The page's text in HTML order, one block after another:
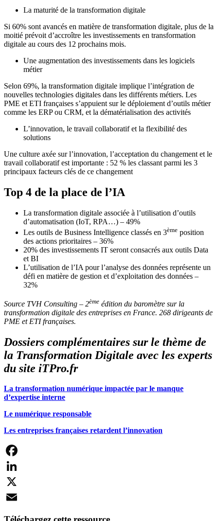
La maturité de la transformation digitale
Si 60% sont avancés en matière de transformation digitale, plus de la
moitié prévoit d’accroître les investissements en transformation
digitale au cours des 12 prochains mois.
Une augmentation des investissements dans les logiciels
métier
Selon 69%, la transformation digitale implique l’intégration de
nouvelles technologies digitales dans les différents métiers. Les
PME et ETI françaises s’appuient sur le déploiement d’outils métier
comme les ERP ou CRM, et la dématérialisation des activités
L’innovation, le travail collaboratif et la flexibilité des
solutions
Une culture axée sur l’innovation, l’acceptation du changement et le
travail collaboratif est importante : 52 % les classant parmi les 3
principaux facteurs clés de ce changement
Top 4 de la place de l’IA
La transformation digitale associée à l’utilisation d’outils
d’automatisation (IoT, RPA…) – 49%
Les outils de Business Intelligence classés en 3ème position
des actions prioritaires – 36%
20% des investissements IT seront consacrés aux outils Data
et BI
L’utilisation de l’IA pour l’analyse des données représente un
défi en matière de gestion et d’exploitation des données –
32%
Source TVH Consulting – 2ème édition du baromètre sur la
transformation digitale des entreprises en France. 268 dirigeants de
PME et ETI françaises.
Dossiers complémentaires sur le thème de
la Transformation Digitale avec les experts
du site iTPro.fr
La transformation numérique impactée par le manque
d’expertise interne
Le numérique responsable
Les entreprises françaises retardent l’innovation
Facebook
LinkedIn
X